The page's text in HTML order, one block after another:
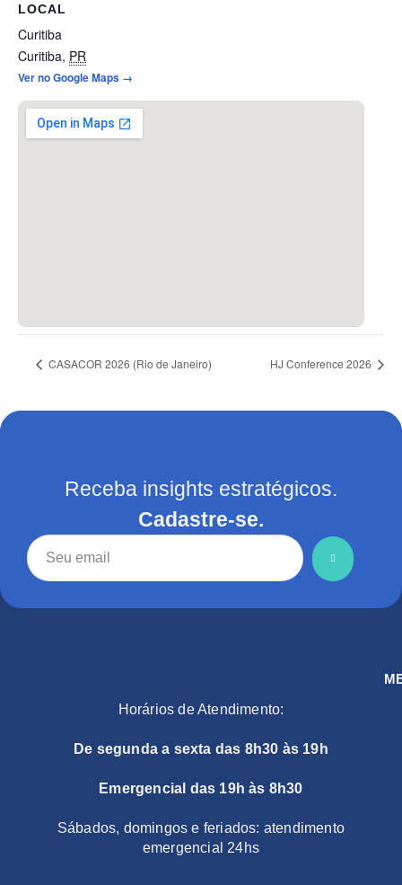
LOCAL
Curitiba
Curitiba, PR
Ver no Google Maps →
CASACOR 2026 (Rio de Janeiro) HJ Conference 2026
Receba insights estratégicos.
Cadastre-se.
Horários de Atendimento:
De segunda a sexta das 8h30 às 19h
Emergencial das 19h às 8h30
Sábados, domingos e feriados: atendimento
emergencial 24hs